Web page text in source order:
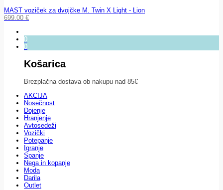
MAST voziček za dvojčke M. Twin X Light - Lion
699.00 €
0
0
Košarica
Brezplačna dostava ob nakupu nad 85€
AKCIJA
Nosečnost
Dojenje
Hranjenje
Avtosedeži
Vozički
Potepanje
Igranje
Spanje
Nega in kopanje
Moda
Darila
Outlet